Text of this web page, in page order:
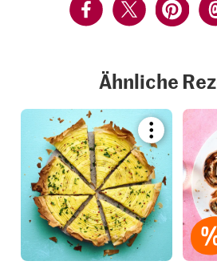
Ähnliche
Bookmark
recipe
or
add
it
to
your
collections.